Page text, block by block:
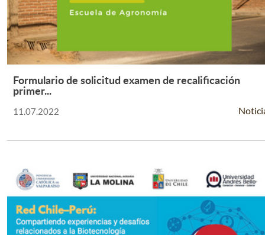
Leer Más +
Formulario de solicitud examen de recalificación
primer...
11.07.2022